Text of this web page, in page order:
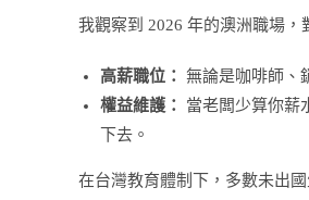
我觀察到 2026 年的澳洲職場，
高薪職位： 無論是咖啡師、
權益維護：
當老闆少算你薪
下去。
在台灣教育體制下，多數未出